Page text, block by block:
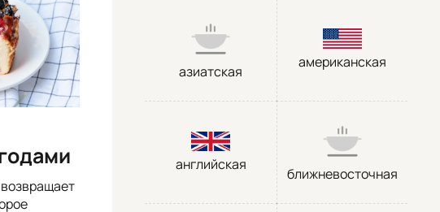
азиатская
американская
английская
ближневосточная